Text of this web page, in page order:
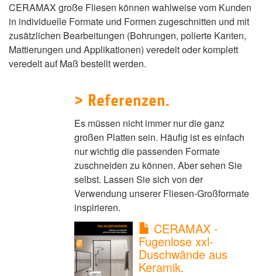
CERAMAX große Fliesen können wahlweise vom Kunden
in individuelle Formate und Formen zugeschnitten und mit
zusätzlichen Bearbeitungen (Bohrungen, polierte Kanten,
Mattierungen und Applikationen) veredelt oder komplett
veredelt auf Maß bestellt werden.
> Referenzen.
Es müssen nicht immer nur die ganz
großen Platten sein. Häufig ist es einfach
nur wichtig die passenden Formate
zuschneiden zu können. Aber sehen Sie
selbst. Lassen Sie sich von der
Verwendung unserer Fliesen-Großformate
inspirieren.
CERAMAX -
Fugenlose xxl-
Duschwände aus
Keramik.